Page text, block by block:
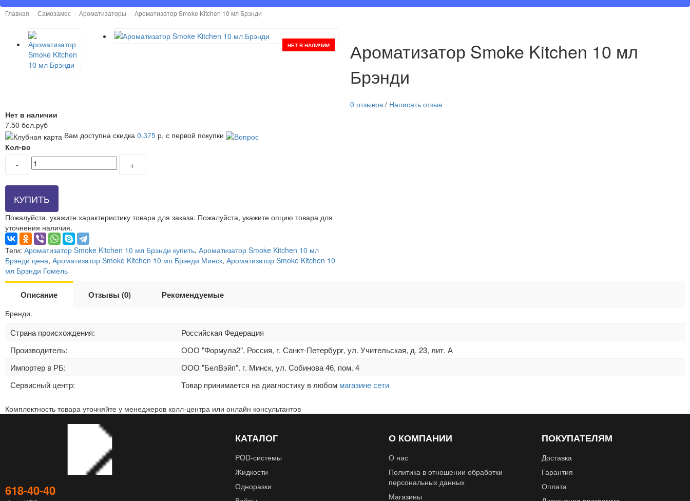
Главная Самозамес Ароматизаторы Ароматизатор Smoke Kitchen 10 мл Брэнди
НЕТ В НАЛИЧИИ
Ароматизатор Smoke Kitchen 10 мл
Брэнди
0 отзывов / Написать отзыв
Нет в наличии
7.50 бел.руб
Вам доступна скидка 0.375 р. с первой покупки
Кол-во
- +
КУПИТЬ
Пожалуйста, укажите характеристику товара для заказа. Пожалуйста, укажите опцию товара для
уточнения наличия.
Теги: Ароматизатор Smoke Kitchen 10 мл Брэнди купить, Ароматизатор Smoke Kitchen 10 мл
Брэнди цена, Ароматизатор Smoke Kitchen 10 мл Брэнди Минск, Ароматизатор Smoke Kitchen 10
мл Брэнди Гомель
Описание Отзывы (0) Рекомендуемые
Бренди.
Страна происхождения:
Российская Федерация
Производитель:
ООО "Формула2", Россия, г. Санкт-Петербург, ул. Учительская, д. 23, лит. А
Импортер в РБ:
ООО "БелВэйп". г. Минск, ул. Собинова 46, пом. 4
Сервисный центр:
Товар принимается на диагностику в любом магазине сети
Комплектность товара уточняйте у менеджеров колл-центра или онлайн консультантов
618‑40‑40
КАТАЛОГ
POD‑системы
Жидкости
Одноразки
О КОМПАНИИ
О нас
Политика в отношении обработки
персональных данных
Магазины
ПОКУПАТЕЛЯМ
Доставка
Гарантия
Оплата